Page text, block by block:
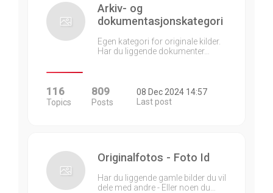
Arkiv- og
dokumentasjonskategori
Egen kategori for originale kilder.
Har du liggende dokumenter…
116
Topics
809
Posts
08 Dec 2024 14:57
Last post
Originalfotos - Foto Id
Har du liggende gamle bilder du vil
dele med andre - Eller noen du…